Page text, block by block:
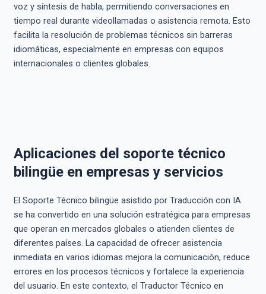
voz y síntesis de habla, permitiendo conversaciones en
tiempo real durante videollamadas o asistencia remota. Esto
facilita la resolución de problemas técnicos sin barreras
idiomáticas, especialmente en empresas con equipos
internacionales o clientes globales.
Aplicaciones del soporte técnico
bilingüe en empresas y servicios
El Soporte Técnico bilingüe asistido por Traducción con IA
se ha convertido en una solución estratégica para empresas
que operan en mercados globales o atienden clientes de
diferentes países. La capacidad de ofrecer asistencia
inmediata en varios idiomas mejora la comunicación, reduce
errores en los procesos técnicos y fortalece la experiencia
del usuario. En este contexto, el Traductor Técnico en